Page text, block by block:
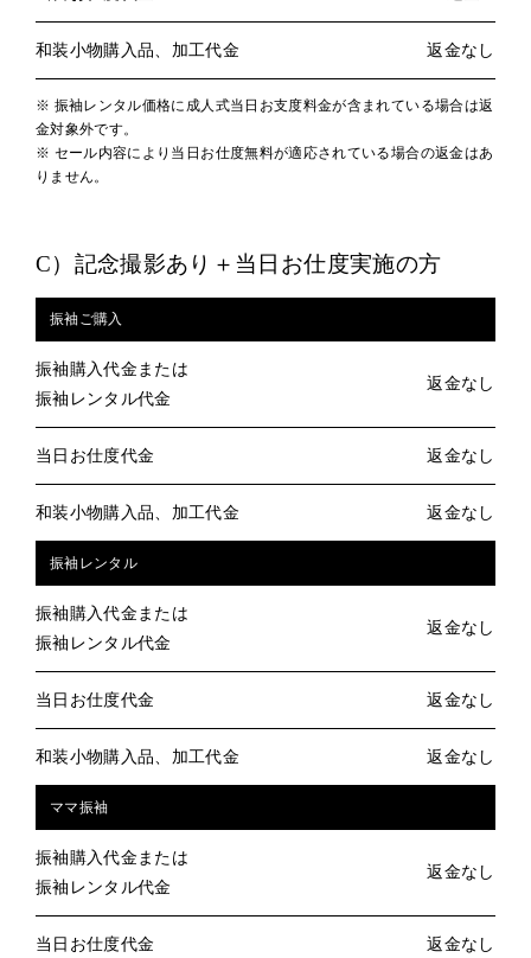
和装小物購入品、加工代金 返金なし
※ 振袖レンタル価格に成人式当日お支度料金が含まれている場合は返
金対象外です。
※ セール内容により当日お仕度無料が適応されている場合の返金はあ
りません。
C）記念撮影あり＋当日お仕度実施の方
振袖ご購入
振袖購入代金または
振袖レンタル代金
返金なし
当日お仕度代金 返金なし
和装小物購入品、加工代金 返金なし
振袖レンタル
振袖購入代金または
振袖レンタル代金
返金なし
当日お仕度代金 返金なし
和装小物購入品、加工代金 返金なし
ママ振袖
振袖購入代金または
振袖レンタル代金
返金なし
当日お仕度代金 返金なし